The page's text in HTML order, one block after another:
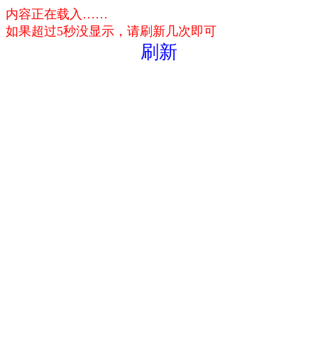
内容正在载入……
如果超过5秒没显示，请刷新几次即可
刷新